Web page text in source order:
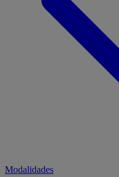
Modalidades